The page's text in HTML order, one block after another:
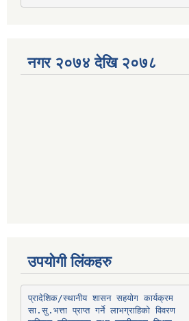
नगर २०७४ देखि २०७८
उपयोगी लिंकहरु
प्रादेशिक/स्थानीय शासन सहयोग कार्यक्रम
सा.सु.भत्ता प्राप्त गर्ने लाभग्राहिको विवरण